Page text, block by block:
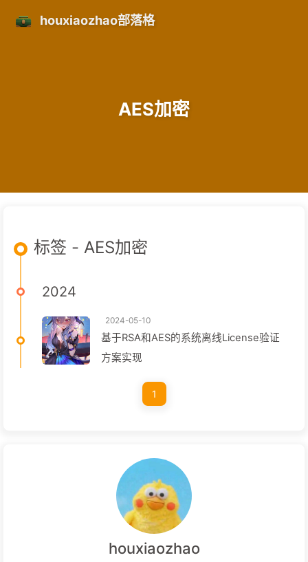
houxiaozhao部落格
AES加密
标签 - AES加密
2024
2024-05-10
基于RSA和AES的系统离线License验证
方案实现
1
houxiaozhao